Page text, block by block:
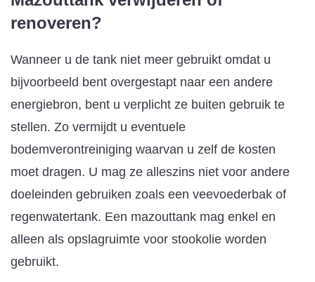
renoveren?
Wanneer u de tank niet meer gebruikt omdat u
bijvoorbeeld bent overgestapt naar een andere
energiebron, bent u verplicht ze buiten gebruik te
stellen. Zo vermijdt u eventuele
bodemverontreiniging waarvan u zelf de kosten
moet dragen. U mag ze alleszins niet voor andere
doeleinden gebruiken zoals een veevoederbak of
regenwatertank. Een mazouttank mag enkel en
alleen als opslagruimte voor stookolie worden
gebruikt.